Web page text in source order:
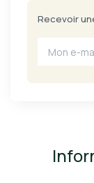
Recevoir